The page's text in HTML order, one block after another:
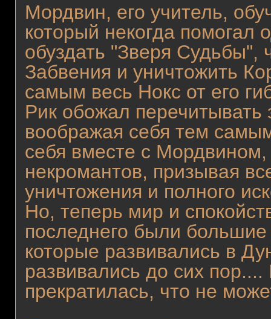
Мордвин, его учитель,
который некогда помогал
обуздать "Зверя Судьбы",
Забвения и уничтожить
самым весь Нокс от его
Рик обожал перечитывать
воображая себя тем
себя вместе с
некромантов, призывая
уничтожения и полного
Но, теперь мир и
последнего были
которые развивались в
развивались до сих
прекратилась, что не